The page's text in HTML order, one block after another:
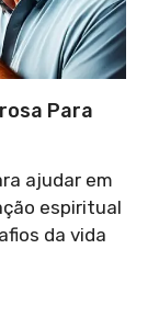
Para
ajudar em
espiritual
da vida